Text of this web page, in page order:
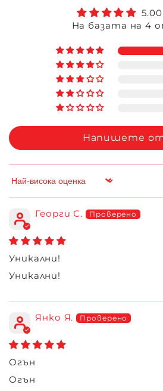
На базата на 4
Напишете
Sort by
Георги С.
Уникални!
Уникални!
Янко Я.
Огън
Огън